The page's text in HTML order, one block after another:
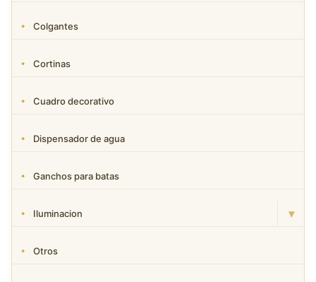
Colgantes
Cortinas
Cuadro decorativo
Dispensador de agua
Ganchos para batas
Iluminacion ▾
Otros